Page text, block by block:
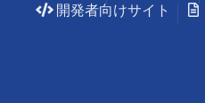
開発者向けサイト